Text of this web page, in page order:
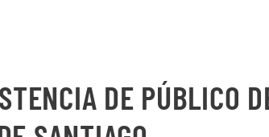
DE PÚBLICO